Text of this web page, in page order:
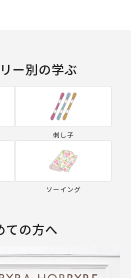
ー別の学ぶ
刺し子
ソーイング
ての方へ